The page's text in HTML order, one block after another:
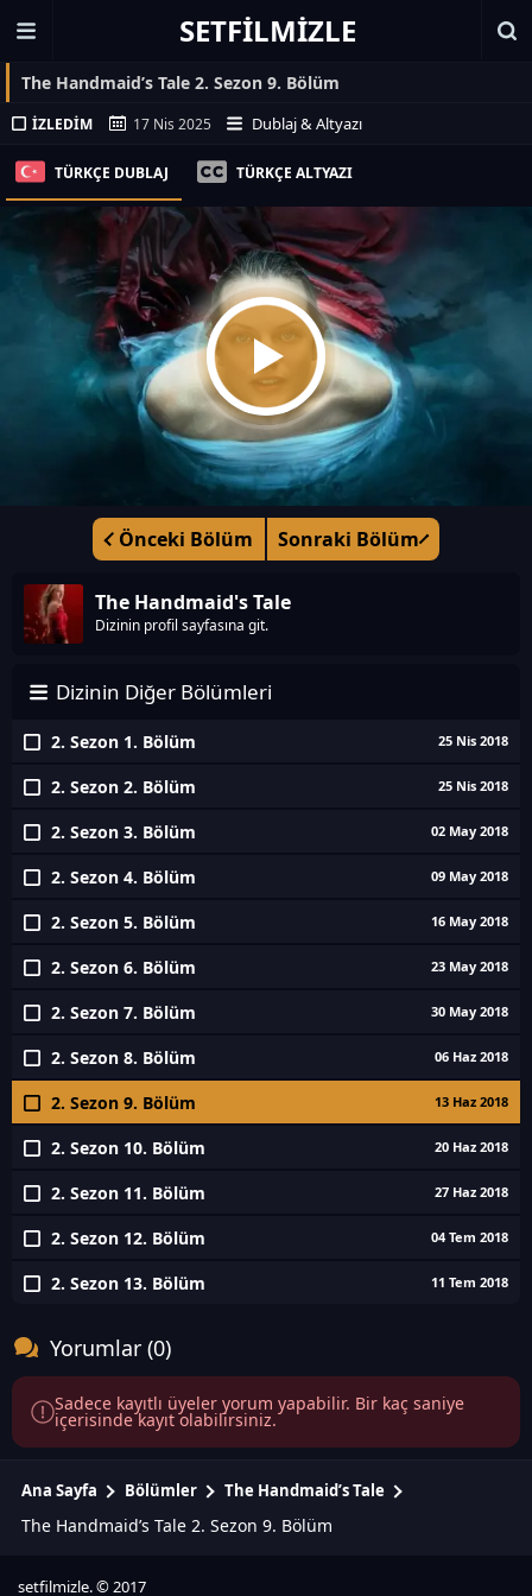
SETFILMIZLE
The Handmaid’s Tale 2. Sezon 9. Bölüm
İZLEDIM 17 Nis 2025 Dublaj & Altyazı
TÜRKÇE DUBLAJ TÜRKÇE ALTYAZI
Önceki Bölüm Sonraki Bölüm
The Handmaid's Tale
Dizinin profil sayfasına git.
Dizinin Diğer Bölümleri
2. Sezon 1. Bölüm 25 Nis 2018
2. Sezon 2. Bölüm 25 Nis 2018
2. Sezon 3. Bölüm 02 May 2018
2. Sezon 4. Bölüm 09 May 2018
2. Sezon 5. Bölüm 16 May 2018
2. Sezon 6. Bölüm 23 May 2018
2. Sezon 7. Bölüm 30 May 2018
2. Sezon 8. Bölüm 06 Haz 2018
2. Sezon 9. Bölüm 13 Haz 2018
2. Sezon 10. Bölüm 20 Haz 2018
2. Sezon 11. Bölüm 27 Haz 2018
2. Sezon 12. Bölüm 04 Tem 2018
2. Sezon 13. Bölüm 11 Tem 2018
Yorumlar (0)
Sadece kayıtlı üyeler yorum yapabilir. Bir kaç saniye
içerisinde kayıt olabilirsiniz.
Ana Sayfa Bölümler The Handmaid’s Tale
The Handmaid’s Tale 2. Sezon 9. Bölüm
setfilmizle. © 2017